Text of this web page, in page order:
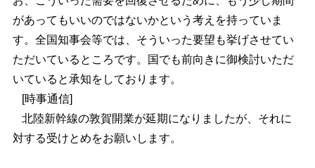
があってもいいのではないかという考えを持っていま
す。全国知事会等では、そういった要望も挙げさせてい
ただいているところです。国でも前向きに御検討いただ
いていると承知をしております。
[時事通信]
北陸新幹線の敦賀開業が延期になりましたが、それに
対する受けとめをお願いします。